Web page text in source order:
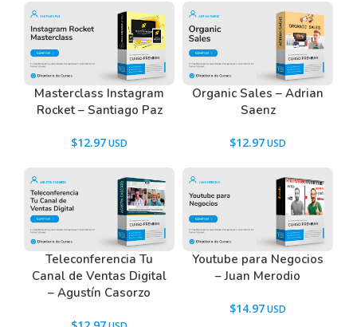
Masterclass Instagram
Rocket – Santiago Paz
$12.97
Organic Sales – Adrian
Saenz
$12.97
Teleconferencia Tu
Canal de Ventas Digital
– Agustín Casorzo
Youtube para Negocios
– Juan Merodio
$14.97